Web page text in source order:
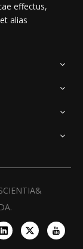
effectus,
alias